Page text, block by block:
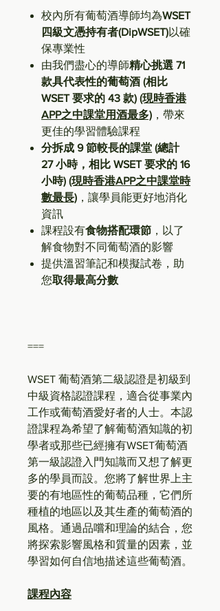
校內所有葡萄酒導師均為WSET
四級文憑持有者(DipWSET)以確
保專業性
由我們盡心的導師精心挑選 71
款具代表性的葡萄酒 (相比
WSET 要求的 43 款) (現時香港
APP之中課堂用酒最多) ，帶來
更佳的學習體驗課程
分拆成 9 節較長的課堂 (總計
27 小時，相比 WSET 要求的 16
小時) (現時香港APP之中課堂時
數最長) ，讓學員能更好地消化
資訊
課程設有食物搭配環節 ，以了
解食物對不同葡萄酒的影響
提供溫習筆記和模擬試卷，助
您取得最高分數
===
WSET 葡萄酒第二級認證是初級到
中級資格認證課程，適合從事業內
工作或葡萄酒愛好者的人士。本認
證課程為希望了解葡萄酒知識的初
學者或那些已經擁有WSET葡萄酒
第一級認證入門知識而又想了解更
多的學員而設。您將了解世界上主
要的有地區性的葡萄品種，它們所
種植的地區以及其生產的葡萄酒的
風格。通過品嚐和理論的結合，您
將探索影響風格和質量的因素，並
學習如何自信地描述這些葡萄酒。
課程內容